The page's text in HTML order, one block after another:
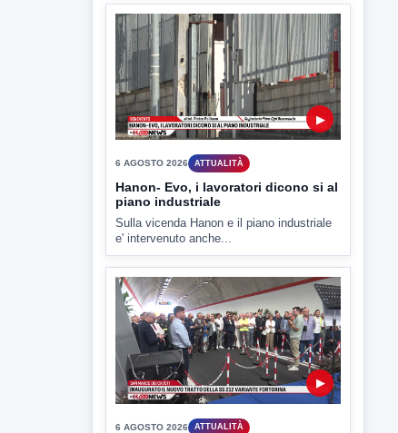
▶
6 AGOSTO 2026 ATTUALITÀ
Hanon- Evo, i lavoratori dicono si al
piano industriale
Sulla vicenda Hanon e il piano industriale
e' intervenuto anche...
▶
6 AGOSTO 2026 ATTUALITÀ